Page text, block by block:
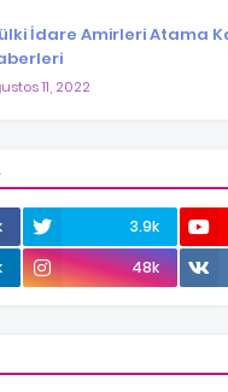
İdare Amirleri Atama
11, 2022
3.9k
48k